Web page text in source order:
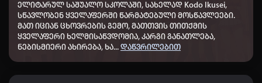
👤 Lukasa +20 22:24
👤 ZUKT777 +40
👤 Ucha_437
👤 Dato chitrekashvili +10 14:18
ელიტარულ საშუალო სკოლაში, სახელად Kodo Ikusei,
სწავლობენ ყველაფერში წარმატებული მოსწავლეები.
მათ იციან ცხოვრების გემო, მათთვის თითქმის
ყველაფერი ხელმისაწვდომია, კარგი განათლება,
ნებისმიერი ახირება, ხა... დაწვრილებით